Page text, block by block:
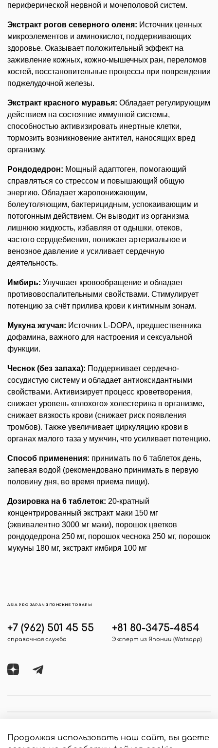
периферической нервной и мочеполовой систем.
Экстракт рогов северного оленя: Источник ценных
микроэлементов и аминокислот, поддерживающих
здоровье. Оказывает положительный эффект на
заживление кожных, кожно-мышечных ран, переломов
костей, восстановительные процессы при повреждении
поджелудочной железы.
Экстракт красного муравья: Обладает регулирующим
действием на состояние иммунной системы,
способностью активизировать инертные клетки,
тормозить возникновение антител, наносящих вред
организму.
Рондодедрон: Мощный адаптоген, помогающий
справляться со стрессом и повышающий общую
энергию. Обладает жаропонижающим,
болеутоляющим, бактерицидным, успокаивающим и
потогонным действием. Он выводит из организма
лишнюю жидкость, избавляя от одышки, отеков,
частого сердцебиения, понижает артериальное и
венозное давление и усиливает сердечную
деятельность.
Имбирь: Улучшает кровообращение и обладает
противовоспалительными свойствами. Стимулирует
потенцию за счёт прилива крови к интимным зонам.
Мукуна жгучая: Источник L-DOPA, предшественника
дофамина, важного для настроения и сексуальной
функции.
Чеснок (без запаха): Поддерживает сердечно-
сосудистую систему и обладает антиоксидантными
свойствами. Активизирует процесс кроветворения,
снижает уровень «плохого» холестерина в организме,
снижает вязкость крови (снижает риск появления
тромбов). Также увеличивает циркуляцию крови в
органах малого таза у мужчин, что усиливает потенцию.
Способ применения: принимать по 6 таблеток день,
запевая водой (рекомендовано принимать в первую
половину дня, во время приема пищи).
Дозировка на 6 таблеток: 20-кратный
концентрированный экстракт маки 150 мг
(эквивалентно 3000 мг маки), порошок цветков
рондодедрона 250 мг, порошок чеснока 250 мг, порошок
мукуны 180 мг, экстракт имбиря 100 мг
+7 (962) 501 45 55
справочная служба
+81 80-3475-4854
Эксперт из Японии (Watsapp)
ASIA PRO JAPAN ЯПОНСКИЕ ТОВАРЫ
Продолжая использовать наш сайт, вы даете